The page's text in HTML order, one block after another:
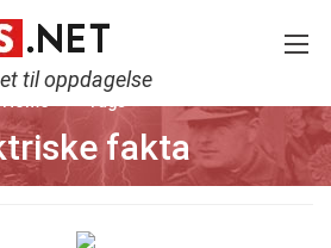
til oppdagelse
fakta